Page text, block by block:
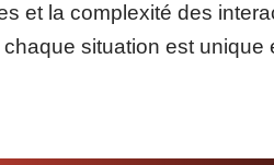
et la complexité des
situation est